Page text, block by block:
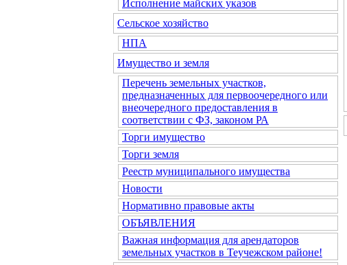
Исполнение майских указов
Сельское хозяйство
НПА
Имущество и земля
Перечень земельных участков,
предназначенных для первоочередного или
внеочередного предоставления в
соответствии с ФЗ, законом РА
Торги имущество
Торги земля
Реестр муниципального имущества
Новости
Нормативно правовые акты
ОБЪЯВЛЕНИЯ
Важная информация для арендаторов
земельных участков в Теучежском районе!